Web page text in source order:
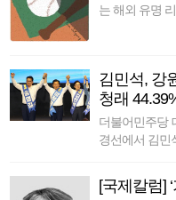
는 해외 유명 리
김민석, 강
청래
더불어민주당
경선에서 김민
[국제칼럼]